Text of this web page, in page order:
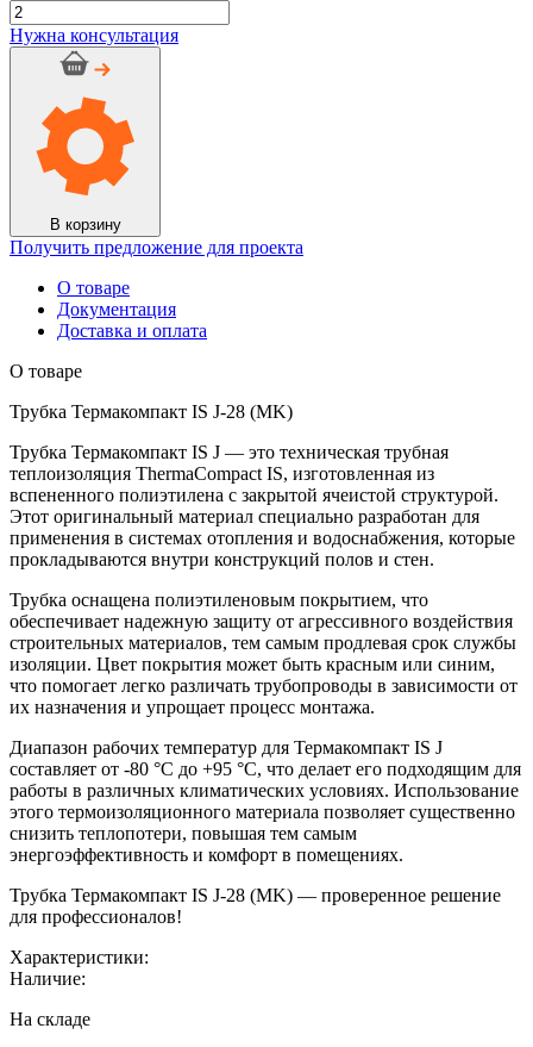
Нужна консультация
В корзину
Получить предложение для проекта
О товаре
Документация
Доставка и оплата
О товаре
Трубка Термакомпакт IS J-28 (MK)
Трубка Термакомпакт IS J — это техническая трубная
теплоизоляция ThermaCompact IS, изготовленная из
вспененного полиэтилена с закрытой ячеистой структурой.
Этот оригинальный материал специально разработан для
применения в системах отопления и водоснабжения, которые
прокладываются внутри конструкций полов и стен.
Трубка оснащена полиэтиленовым покрытием, что
обеспечивает надежную защиту от агрессивного воздействия
строительных материалов, тем самым продлевая срок службы
изоляции. Цвет покрытия может быть красным или синим,
что помогает легко различать трубопроводы в зависимости от
их назначения и упрощает процесс монтажа.
Диапазон рабочих температур для Термакомпакт IS J
составляет от -80 °C до +95 °C, что делает его подходящим для
работы в различных климатических условиях. Использование
этого термоизоляционного материала позволяет существенно
снизить теплопотери, повышая тем самым
энергоэффективность и комфорт в помещениях.
Трубка Термакомпакт IS J-28 (MK) — проверенное решение
для профессионалов!
Характеристики:
Наличие:
На складе